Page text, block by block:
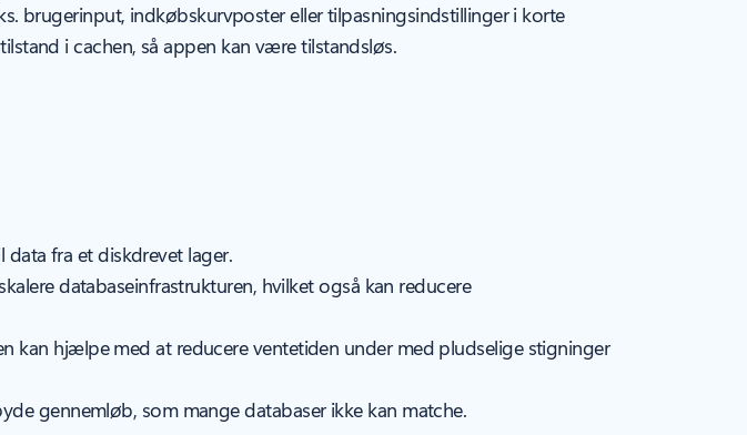
brugerinput, indkøbskurvposter eller tilpasningsindstillinger i korte
i cachen, så appen kan være tilstandsløs.
fra et diskdrevet lager.
databaseinfrastrukturen, hvilket også kan reducere
kan hjælpe med at reducere ventetiden under med pludselige stigninger
gennemløb, som mange databaser ikke kan matche.